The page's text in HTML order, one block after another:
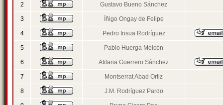
2 Gustavo Bueno Sánchez
3 Íñigo Ongay de Felipe
4 Pedro Insua Rodríguez
5 Pablo Huerga Melcón
6 Atilana Guerrero Sánchez
7 Montserrat Abad Ortiz
8 J.M. Rodríguez Pardo